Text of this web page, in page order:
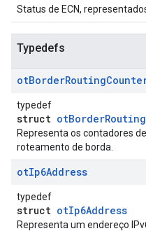
Status de ECN,
Typedefs
otBorderRouting
typedef
struct
Representa os contadores
roteamento de borda.
otIp6Address
typedef
struct otIp6Address
Representa um endereço